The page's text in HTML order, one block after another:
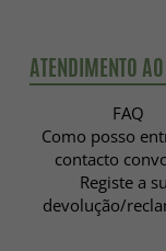
ATENDIMENTO
FAQ
Como posso
contacto
Registe a
devolução/